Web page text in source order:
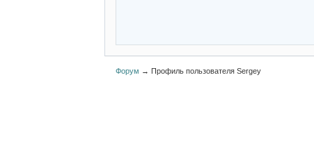
Форум → Профиль пользователя Sergey